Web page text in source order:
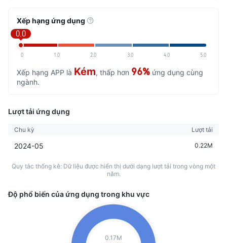
Xếp hạng ứng dụng
0.0
0 1.0 2.0 3.0 4.0 5.0
Xếp hạng APP là Kém, thấp hơn 96% ứng dụng cùng
ngành.
Lượt tải ứng dụng
Chu kỳ Lượt tải
2024-05 0.22M
Quy tắc thống kê: Dữ liệu được hiển thị dưới dạng lượt tải trong vòng một
năm.
Độ phổ biến của ứng dụng trong khu vực
0.17M